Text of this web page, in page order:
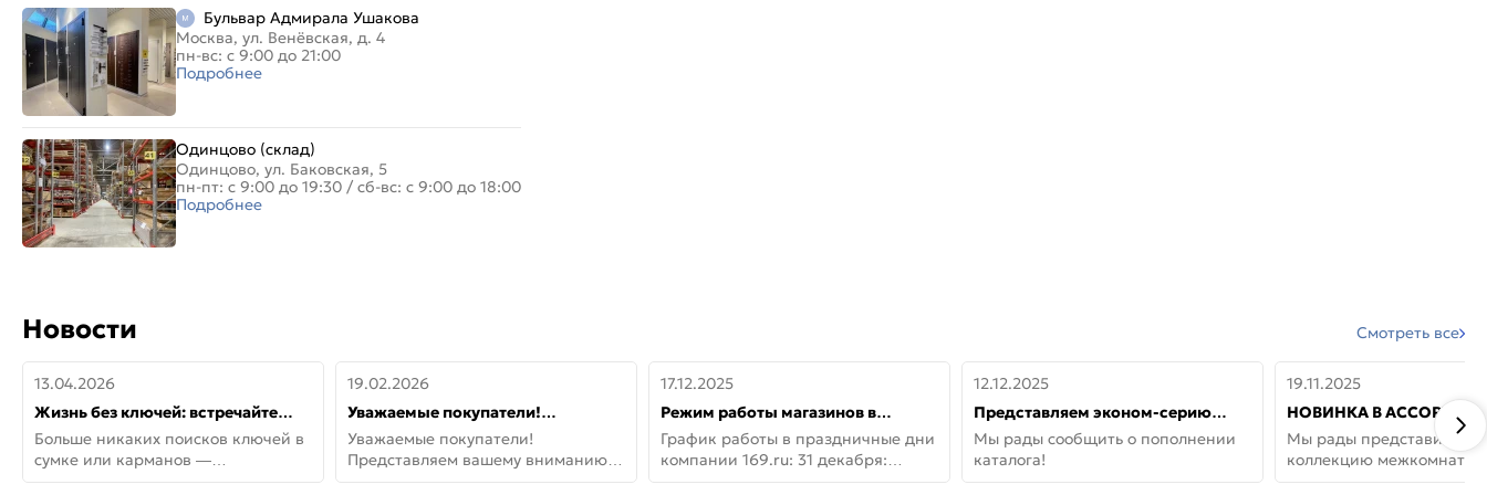
Бульвар Адмирала Ушакова
Москва, ул. Венёвская, д. 4
пн-вс: с 9:00 до 21:00
Подробнее
Одинцово (склад)
Одинцово, ул. Баковская, 5
пн-пт: с 9:00 до 19:30 / сб-вс: с 9:00 до 18:00
Подробнее
Новости Смотреть все
13.04.2026
Жизнь без ключей: встречайте
новую дверь СИТИ ИНТЕГРА
АйКью!
Больше никаких поисков ключей в
сумке или карманов —
представляем СИТИ ИНТЕГРА
19.02.2026
Уважаемые покупатели!
Представляем вашему вниманию
новинки от Armadillo!
Уважаемые покупатели!
Представляем вашему вниманию
новинки от Armadillo! Новая
17.12.2025
Режим работы магазинов в
праздничные дни с 31 декабря по
11 января
График работы в праздничные дни
компании 169.ru: 31 декабря:
Заказы, самовывоз и доставки —
12.12.2025
Представляем эконом-серию
дверей от бренда Portika, где цена
не значит «просто»
Мы рады сообщить о пополнении
каталога!
19.11.2025
НОВИНКА В
ДВЕРИ GLOSSMAT —
НЕОКЛАССИКА И УЮТ
Мы рады представить
коллекцию
GlossMat